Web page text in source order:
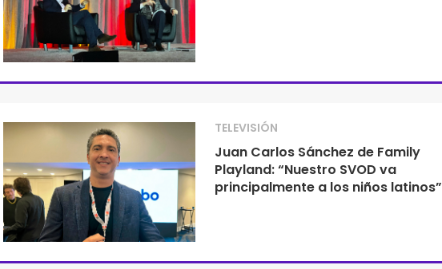
TELEVISIÓN
Juan Carlos Sánchez de Family
Playland: “Nuestro SVOD va
principalmente a los niños latinos”